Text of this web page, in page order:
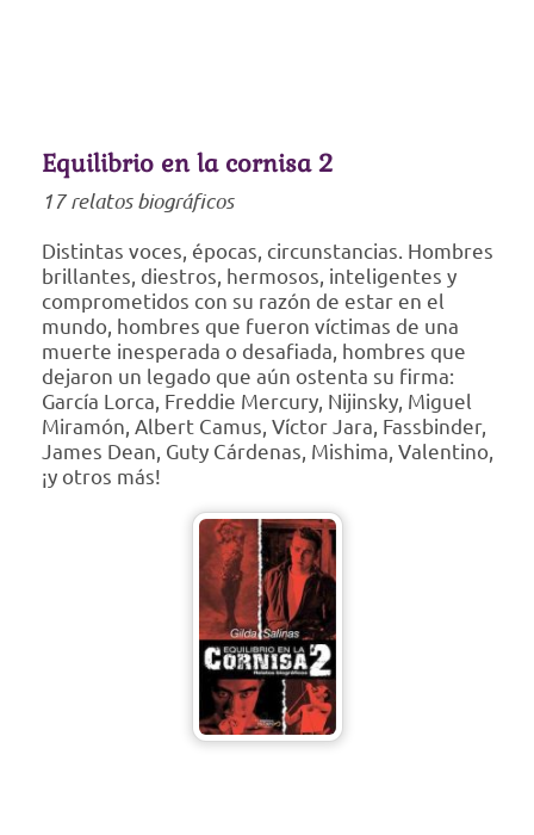
Equilibrio en la cornisa 2
17 relatos biográficos
Distintas voces, épocas, circunstancias. Hombres
brillantes, diestros, hermosos, inteligentes y
comprometidos con su razón de estar en el
mundo, hombres que fueron víctimas de una
muerte inesperada o desafiada, hombres que
dejaron un legado que aún ostenta su firma:
García Lorca, Freddie Mercury, Nijinsky, Miguel
Miramón, Albert Camus, Víctor Jara, Fassbinder,
James Dean, Guty Cárdenas, Mishima, Valentino,
¡y otros más!